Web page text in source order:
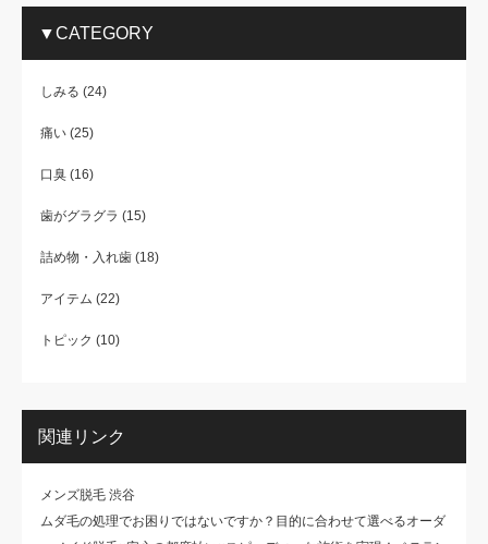
▼CATEGORY
しみる (24)
痛い (25)
口臭 (16)
歯がグラグラ (15)
詰め物・入れ歯 (18)
アイテム (22)
トピック (10)
関連リンク
メンズ脱毛 渋谷
ムダ毛の処理でお困りではないですか？目的に合わせて選べるオーダ